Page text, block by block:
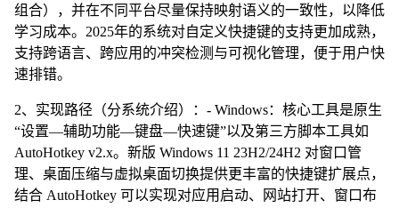
组合），并在不同平台尽量保持映射语义的一致性，以降低
学习成本。2025年的系统对自定义快捷键的支持更加成熟，
支持跨语言、跨应用的冲突检测与可视化管理，便于用户快
速排错。
2、实现路径（分系统介绍）：- Windows：核心工具是原生
“设置—辅助功能—键盘—快速键”以及第三方脚本工具如
AutoHotkey v2.x。新版 Windows 11 23H2/24H2 对窗口管
理、桌面压缩与虚拟桌面切换提供更丰富的快捷键扩展点，
结合 AutoHotkey 可以实现对应用启动、网站打开、窗口布